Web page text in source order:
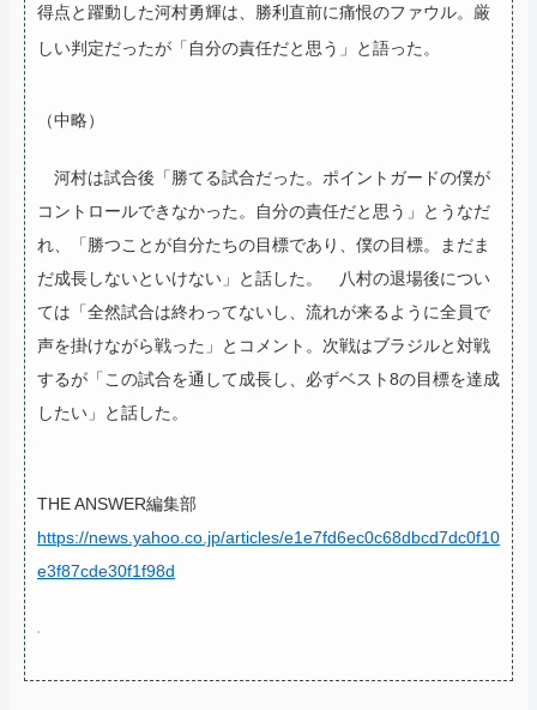
得点と躍動した河村勇輝は、勝利直前に痛恨のファウル。厳
しい判定だったが「自分の責任だと思う」と語った。
（中略）
河村は試合後「勝てる試合だった。ポイントガードの僕が
コントロールできなかった。自分の責任だと思う」とうなだ
れ、「勝つことが自分たちの目標であり、僕の目標。まだま
だ成長しないといけない」と話した。
八村の退場後につい
ては「全然試合は終わってないし、流れが来るように全員で
声を掛けながら戦った」とコメント。次戦はブラジルと対戦
するが「この試合を通して成長し、必ずベスト8の目標を達成
したい」と話した。
THE ANSWER編集部
https://news.yahoo.co.jp/articles/e1e7fd6ec0c68dbcd7dc0f10
e3f87cde30f1f98d